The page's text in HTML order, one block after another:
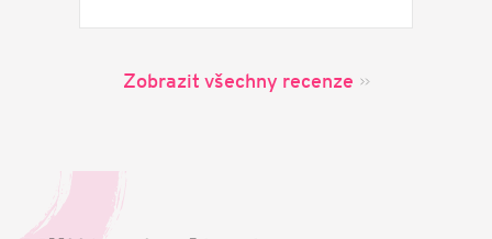
Zobrazit všechny recenze